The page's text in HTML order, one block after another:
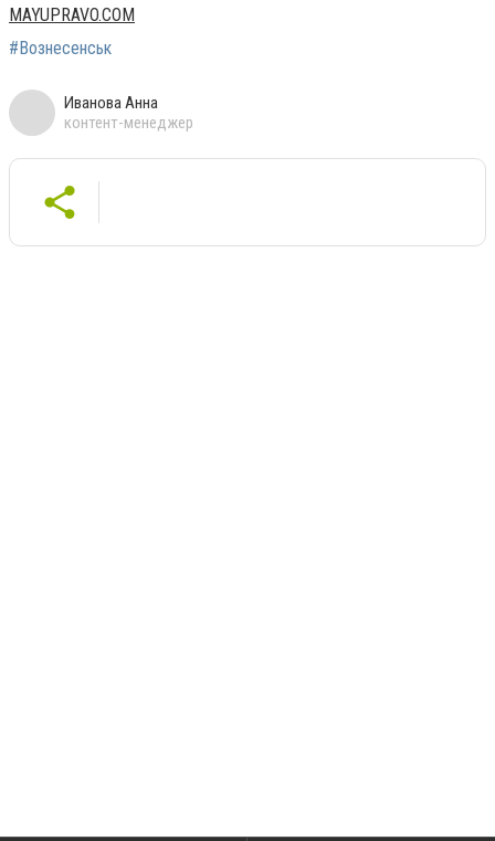
MAYUPRAVO.COM
#Вознесенськ
Иванова Анна
контент-менеджер